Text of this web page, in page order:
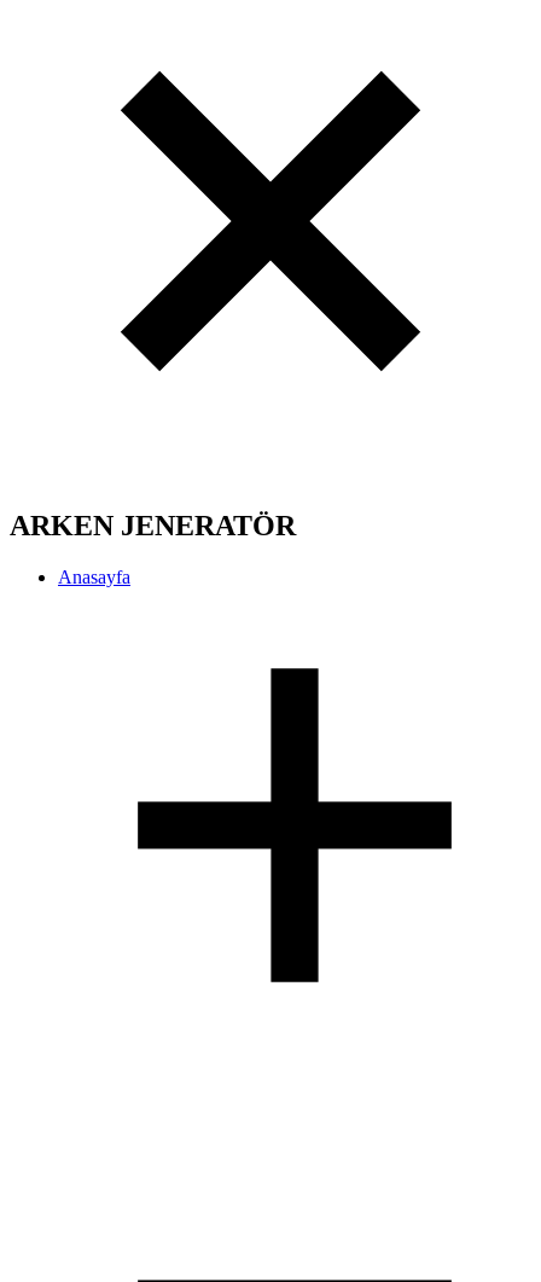
ARKEN JENERATÖR
Anasayfa